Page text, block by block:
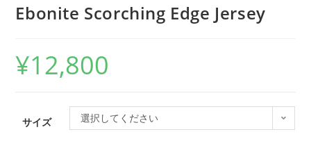
Ebonite Scorching Edge Jersey
¥12,800
サイズ 選択してください